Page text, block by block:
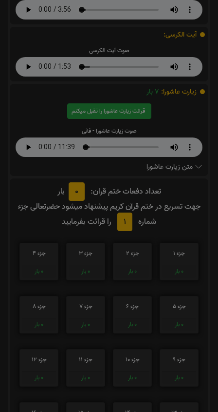
آیت الکرسی:
صوت آیت الکرسی
زیارت عاشورا: 7 بار
قرائت زیارت عاشورا را تقبل میکنم
صوت زیارت عاشورا - فانی
متن زیارت عاشورا
تعداد دفعات ختم قران: 0
بار
جهت تسریع در ختم قرآن کریم پیشنهاد میشود حضرتعالی جزء
شماره
1 را قرائت بفرمایید
جزء 1
0 بار
جزء 2
0 بار
جزء 3
0 بار
جزء 4
0 بار
جزء 5
0 بار
جزء 6
0 بار
جزء 7
0 بار
جزء 8
0 بار
جزء 9
0 بار
جزء 10
0 بار
جزء 11
0 بار
جزء 12
0 بار